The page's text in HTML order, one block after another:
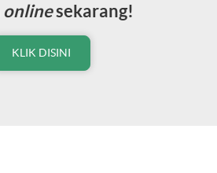
onlinesekarang!
KLIK DISINI